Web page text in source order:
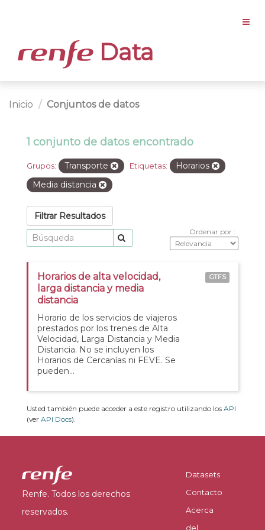
Data
Inicio Conjuntos de datos
1 conjunto de datos encontrado
Grupos: Transporte Etiquetas:
Horarios
Media distancia
Filtrar Resultados
Ordenar por
Horarios de alta velocidad,
larga distancia y media
distancia
Horario de los servicios de viajeros
prestados por los trenes de Alta
Velocidad, Larga Distancia y Media
Distancia. No se incluyen los
Horarios de Cercanías ni FEVE. Se
pueden...
GTFS
Usted también puede acceder a este registro utilizando los API
(ver API Docs).
Renfe. Todos los derechos
reservados.
Datasets
Contacto
Acerca
del